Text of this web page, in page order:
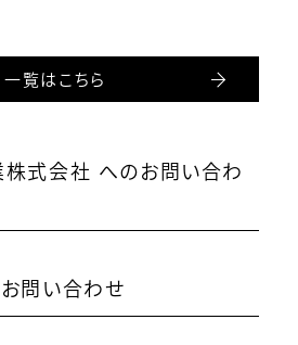
一覧はこちら
式会社 へのお問い合わ
問い合わせ